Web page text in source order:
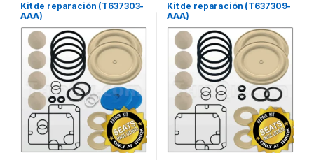
Kit de reparación (T637303-
AAA)
Kit de reparación (T637309-
AAA)